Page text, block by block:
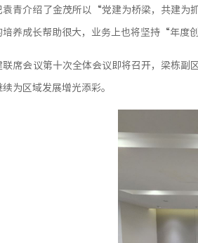
袁青介绍了金茂所以“党建为桥梁，共建为
培养成长帮助很大，业务上也将坚持“年
席会议第十次全体会议即将召开，梁栋
为区域发展增光添彩。